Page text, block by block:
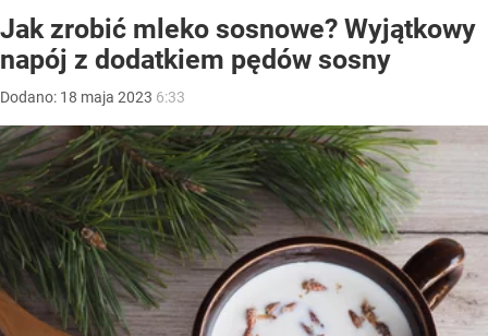
Jak zrobić mleko sosnowe? Wyjątkowy
napój z dodatkiem pędów sosny
Dodano: 18 maja 2023 6:33